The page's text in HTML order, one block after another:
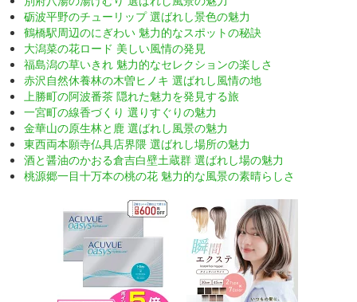
砺波平野のチューリップ 選ばれし景色の魅力
鶴橋駅周辺のにぎわい 魅力的なスポットの秘訣
大潟菜の花ロード 美しい風情の発見
福島潟の草いきれ 魅力的なセレクションの楽しさ
赤沢自然休養林の木曽ヒノキ 選ばれし風情の地
上勝町の阿波番茶 隠れた魅力を発見する旅
一宮町の線香づくり 選りすぐりの魅力
金華山の原生林と鹿 選ばれし風景の魅力
東西両本願寺仏具店界隈 選ばれし場所の魅力
酒と醤油のかおる倉吉白壁土蔵群 選ばれし場の魅力
桃源郷一目十万本の桃の花 魅力的な風景の素晴らしさ